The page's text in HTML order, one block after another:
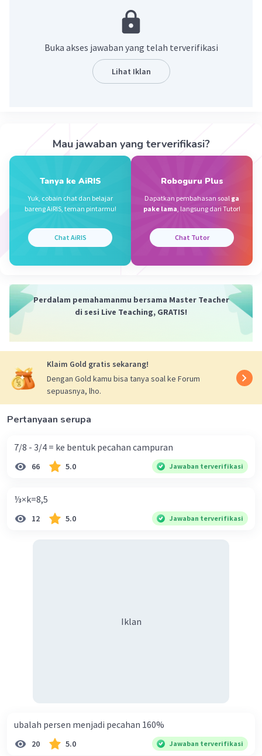
Buka akses jawaban yang telah terverifikasi
Lihat Iklan
Mau jawaban yang terverifikasi?
Tanya ke AiRIS
Yuk, cobain chat dan belajar
bareng AiRIS, teman pintarmu!
Chat AiRIS
Roboguru Plus
Dapatkan pembahasan soal ga
pake lama, langsung dari Tutor!
Chat Tutor
Perdalam pemahamanmu bersama Master Teacher
di sesi Live Teaching, GRATIS!
Klaim Gold gratis sekarang!
Dengan Gold kamu bisa tanya soal ke Forum
sepuasnya, lho.
Pertanyaan serupa
7/8 - 3/4 = ke bentuk pecahan campuran
66 5.0 Jawaban terverifikasi
⅓×k=8,5
12 5.0 Jawaban terverifikasi
Iklan
ubalah persen menjadi pecahan 160%
20 5.0 Jawaban terverifikasi